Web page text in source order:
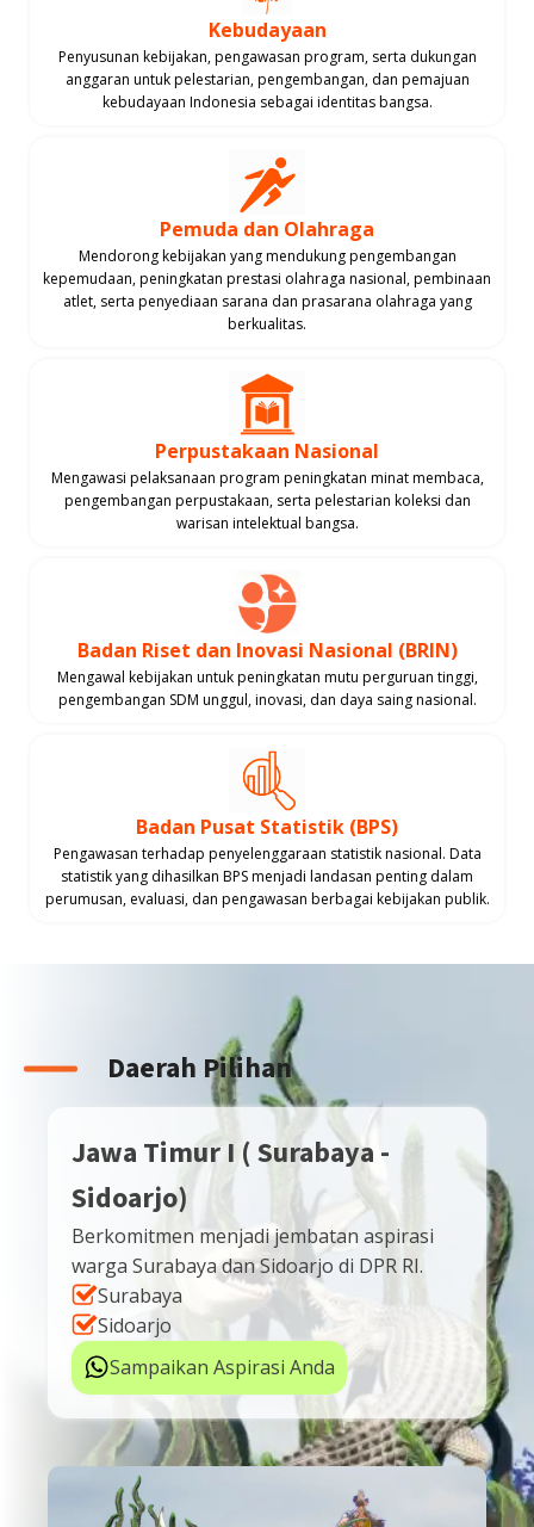
Kebudayaan
Penyusunan kebijakan, pengawasan program, serta dukungan
anggaran untuk pelestarian, pengembangan, dan pemajuan
kebudayaan Indonesia sebagai identitas bangsa.
Pemuda dan Olahraga
Mendorong kebijakan yang mendukung pengembangan
kepemudaan, peningkatan prestasi olahraga nasional, pembinaan
atlet, serta penyediaan sarana dan prasarana olahraga yang
berkualitas.
Perpustakaan Nasional
Mengawasi pelaksanaan program peningkatan minat membaca,
pengembangan perpustakaan, serta pelestarian koleksi dan
warisan intelektual bangsa.
Badan Riset dan Inovasi Nasional (BRIN)
Mengawal kebijakan untuk peningkatan mutu perguruan tinggi,
pengembangan SDM unggul, inovasi, dan daya saing nasional.
Badan Pusat Statistik (BPS)
Pengawasan terhadap penyelenggaraan statistik nasional. Data
statistik yang dihasilkan BPS menjadi landasan penting dalam
perumusan, evaluasi, dan pengawasan berbagai kebijakan publik.
Daerah Pilihan
Jawa Timur I ( Surabaya -
Sidoarjo)
Berkomitmen menjadi jembatan aspirasi
warga Surabaya dan Sidoarjo di DPR RI.
Surabaya
Sidoarjo
Sampaikan Aspirasi Anda